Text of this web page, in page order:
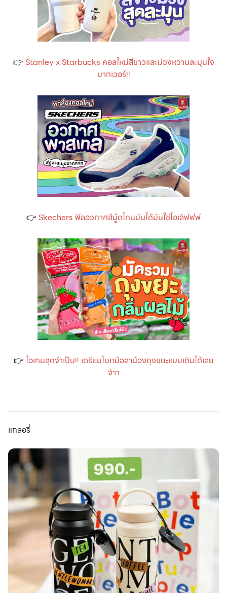
👉 Stanley x Starbucks คอลใหม่สีขาวและม่วงหวานละมุนใจ
มากเวอร์!!
👉 Skechers ฟิลอวกาศสีมู้ดโทนมันได้มันใช่ไอเลิฟฟฟ
👉 ไอเทมสุดจำเป็น!! เตรียมโบกมือลาน้องถุงขยะแบบเดิมได้เลย
จ้าา
แกลอรี่